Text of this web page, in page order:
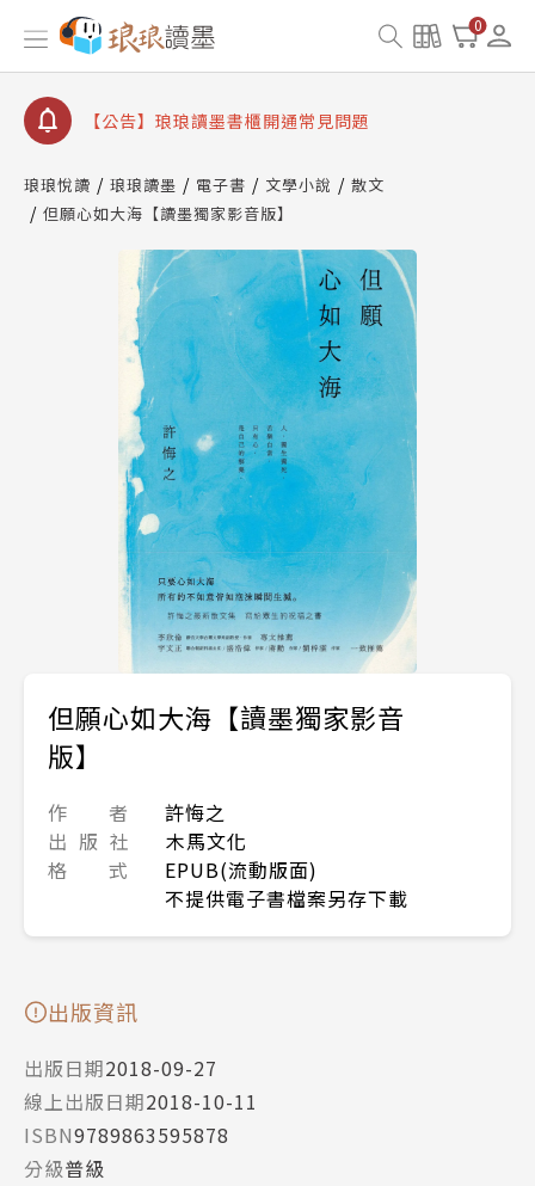
0
【公告】因 Readmoo 讀墨系統維護中，本站同步暫
停部分閱讀服務
【公告】琅琅讀墨數位閱讀資產合併與書櫃開通申請
【公告】琅琅讀墨書櫃開通常見問題
請圖文教學
【公告】琅琅書店服務升級重要說明及資產合併結果
查詢
【公告】因 Readmoo 讀墨系統維護中，本站同步暫
停部分閱讀服務
琅琅悅讀 琅琅讀墨 電子書 文學小說
散文
但願心如大海【讀墨獨家影音版】
但願心如大海【讀墨獨家影音
版】
作 者
許悔之
出 版 社
木馬文化
格 式
EPUB(流動版面)
不提供電子書檔案另存下載
出版資訊
出版日期2018-09-27
線上出版日期2018-10-11
ISBN9789863595878
分級普級